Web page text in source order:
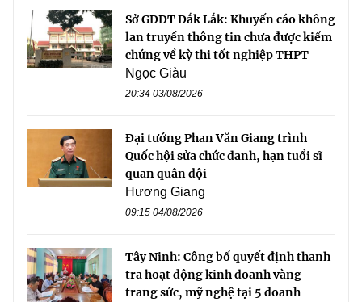
Sở GDĐT Đắk Lắk: Khuyến cáo không
lan truyền thông tin chưa được kiểm
chứng về kỳ thi tốt nghiệp THPT
Ngọc Giàu
20:34 03/08/2026
Đại tướng Phan Văn Giang trình
Quốc hội sửa chức danh, hạn tuổi sĩ
quan quân đội
Hương Giang
09:15 04/08/2026
Tây Ninh: Công bố quyết định thanh
tra hoạt động kinh doanh vàng
trang sức, mỹ nghệ tại 5 doanh